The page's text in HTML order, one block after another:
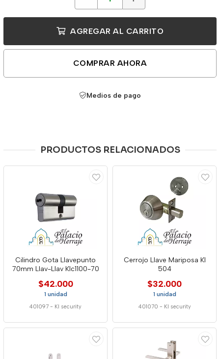
AGREGAR AL CARRITO
COMPRAR AHORA
Medios de pago
PRODUCTOS RELACIONADOS
Cilindro Gota Llavepunto
70mm Llav-Llav Klc1100-70
$42.000
1 unidad
401097 - Kl security
Cerrojo Llave Mariposa Kl
504
$32.000
1 unidad
401070 - Kl security